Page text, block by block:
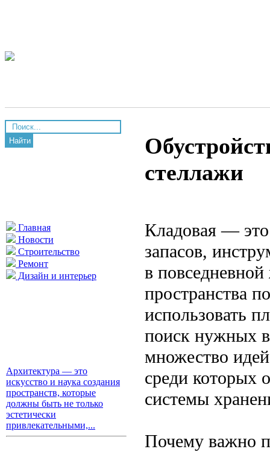
Найти
Главная
Новости
Строительство
Ремонт
Дизайн и интерьер
Архитектура — это
искусство и наука создания
пространств, которые
должны быть не только
эстетически
привлекательными,...
стеллажи
Кладовая —
запасов,
в
пространства
использовать
поиск нужных
множество
среди которых
системы
Почему важно